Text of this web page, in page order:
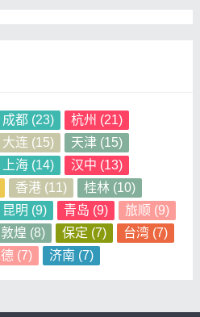
成都(23) 杭州 (21)
大连 (15) 天津(15)
上海(14) 汉中 (13)
香港(11) 桂林(10)
昆明 (9) 青岛 (9) 旅顺 (9)
敦煌 (8) 保定 (7) 台湾(7)
(7) 济南 (7)